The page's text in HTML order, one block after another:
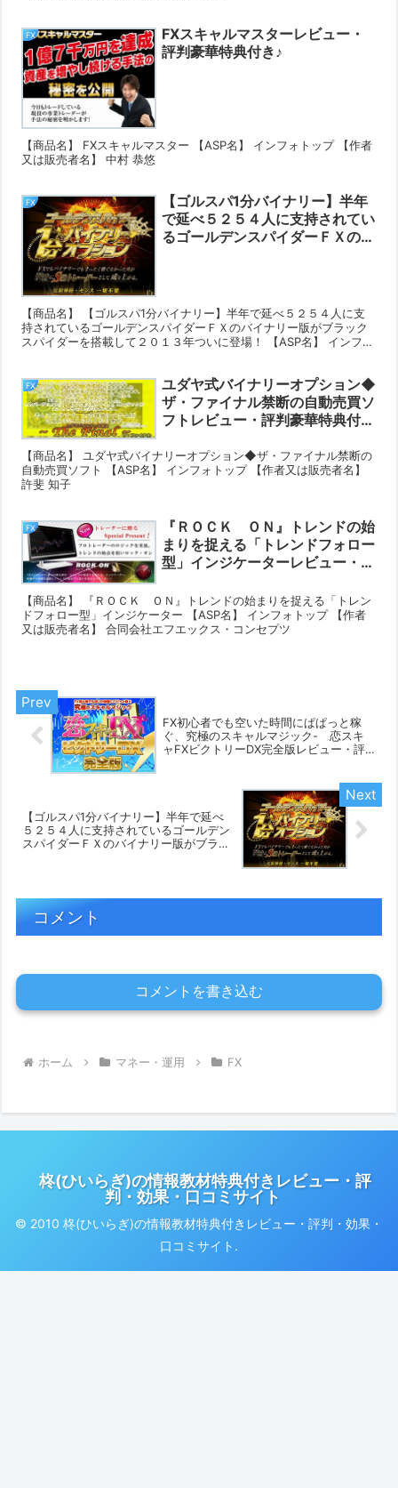
FX
FXスキャルマスターレビュー・
評判豪華特典付き♪
【商品名】 FXスキャルマスター 【ASP名】 インフォトップ 【作者
又は販売者名】 中村 恭悠
FX
【ゴルスパ1分バイナリー】半年
で延べ５２５４人に支持されてい
るゴールデンスパイダーＦＸのバ
♪
【商品名】 【ゴルスパ1分バイナリー】半年で延べ５２５４人に支
持されているゴールデンスパイダーＦＸのバイナリー版がブラック
スパイダーを搭載して２０１３年ついに登場！ 【ASP名】 インフォ
FX
ユダヤ式バイナリーオプション◆
ザ・ファイナル禁断の自動売買ソ
フトレビュー・評判豪華特典付き
【商品名】 ユダヤ式バイナリーオプション◆ザ・ファイナル禁断の
自動売買ソフト 【ASP名】 インフォトップ 【作者又は販売者名】
許斐 知子
FX
『ＲＯＣＫ ＯＮ』トレンドの始
まりを捉える「トレンドフォロー
型」インジケーターレビュー・評
【商品名】 『ＲＯＣＫ ＯＮ』トレンドの始まりを捉える「トレン
ドフォロー型」インジケーター 【ASP名】 インフォトップ 【作者
又は販売者名】 合同会社エフエックス・コンセプツ
FX初心者でも空いた時間にぱぱっと稼
ぐ、究極のスキャルマジック- 恋スキ
ャFXビクトリーDX完全版レビュー・評
【ゴルスパ1分バイナリー】半年で延べ
５２５４人に支持されているゴールデン
スパイダーＦＸのバイナリー版がブラッ
コメント
コメントを書き込む
ホーム マネー・運用 FX
柊(ひいらぎ)の情報教材特典付きレビュー・評
判・効果・口コミサイト
© 2010 柊(ひいらぎ)の情報教材特典付きレビュー・評判・効果・
口コミサイト.